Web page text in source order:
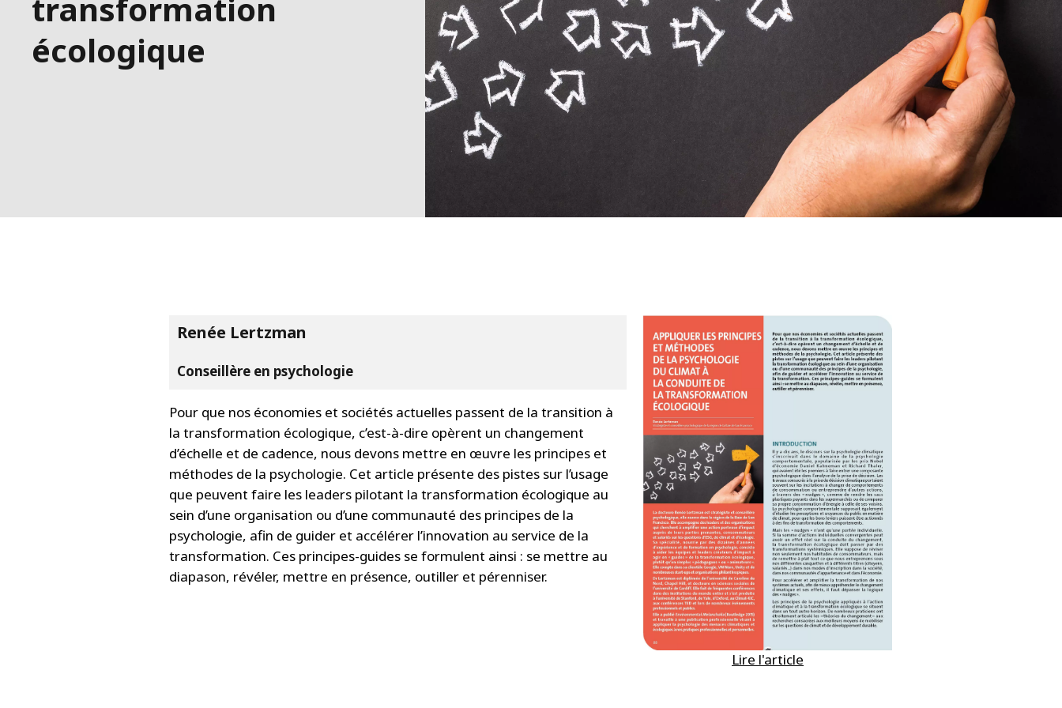
transformation
écologique
Renée Lertzman
Conseillère en psychologie
Pour que nos économies et sociétés actuelles passent de la transition à
la transformation écologique, c’est-à-dire opèrent un changement
d’échelle et de cadence, nous devons mettre en œuvre les principes et
méthodes de la psychologie. Cet article présente des pistes sur l’usage
que peuvent faire les leaders pilotant la transformation écologique au
sein d’une organisation ou d’une communauté des principes de la
psychologie, afin de guider et accélérer l’innovation au service de la
transformation. Ces principes-guides se formulent ainsi : se mettre au
diapason, révéler, mettre en présence, outiller et pérenniser.
Lire l'article